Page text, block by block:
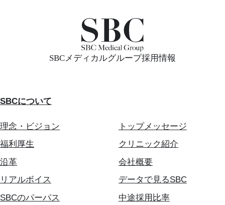
SBCメディカルグループ採用情報
SBCについて
理念・ビジョン
トップメッセージ
福利厚生
クリニック紹介
沿革
会社概要
リアルボイス
データで見るSBC
SBCのパーパス
中途採用比率